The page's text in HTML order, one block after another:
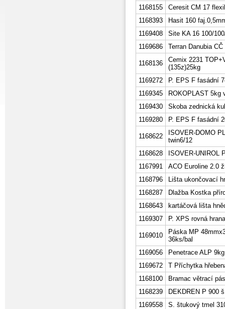
1168155
Ceresit CM 17
1168393
Hasit 160
1169408
Site KA 16 100/
1169686
Terran Danubia
1168136
Cemix 2231
(135z)25kg
1169272
P. EPS F fasádní
1169345
ROKOPLAST 5kg
1169430
Skoba zednická
1169280
P. EPS F fasádní
1168622
ISOVER-DOMO
twin6/12
1168628
ISOVER-UNIROL
1167991
ACO Euroline 2.0
1168796
Lišta ukončovací
1168287
Dlažba Kostka
1168643
kartáčová lišta
1169307
P. XPS rovná
1169010
Páska MP
36ks/bal
1169056
Penetrace ALP
1169672
T Příchytka
1168100
Bramac větrací
1168239
DEKDREN P 900
1169558
S. štukový tmel